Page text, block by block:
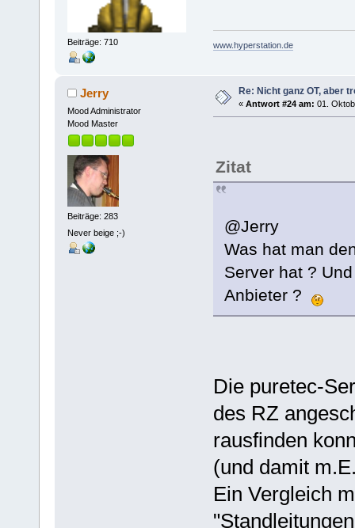
Beiträge: 710 www.hyperstation.de
Jerry
Mood Administrator
Mood Master
Beiträge: 283
Never beige ;-)
Re: Nicht ganz OT, aber
« Antwort #24 am: 01.
Zitat
@Jerry
Was hat man
Server hat ?
Anbieter ?
Die puretec-
des RZ
rausfinden
(und damit
Ein Vergleich